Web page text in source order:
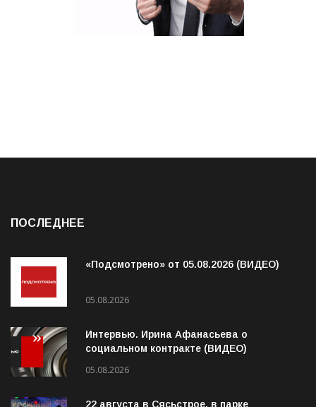
«Подсмотрено» от 05.08.2026 (ВИДЕО)
05.08.2026
Интервью. Ирина Афанасьева о
05.08.2026